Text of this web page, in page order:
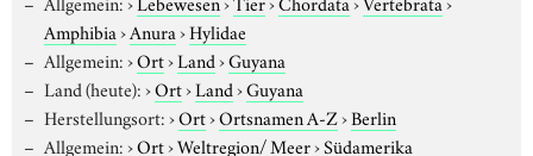
Amphibia›Anura›Hylidae
Allgemein:›Ort›Land›Guyana
Land (heute):›Ort›Land›Guyana
Herstellungsort:›Ort›Ortsnamen A-Z›Berlin
Allgemein:›Ort›Weltregion/ Meer›Südamerika